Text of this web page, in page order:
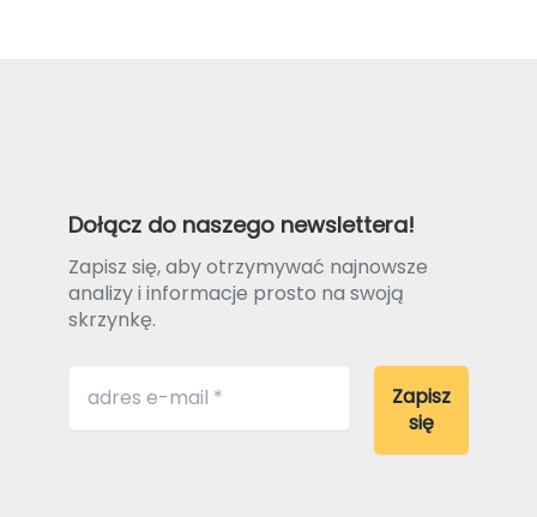
Dołącz do naszego newslettera!
Zapisz się, aby otrzymywać najnowsze
analizy i informacje prosto na swoją
skrzynkę.